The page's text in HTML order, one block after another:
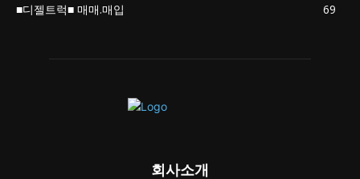
■디젤트럭■ 매매.매입
69
회사소개